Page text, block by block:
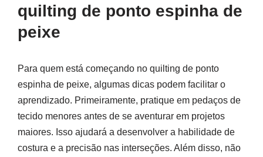
quilting de ponto espinha de
peixe
Para quem está começando no quilting de ponto
espinha de peixe, algumas dicas podem facilitar o
aprendizado. Primeiramente, pratique em pedaços de
tecido menores antes de se aventurar em projetos
maiores. Isso ajudará a desenvolver a habilidade de
costura e a precisão nas interseções. Além disso, não